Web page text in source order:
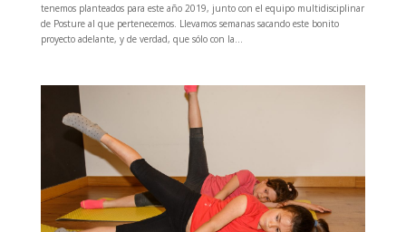
tenemos planteados para este año 2019, junto con el equipo multidisciplinar
de Posture al que pertenecemos. Llevamos semanas sacando este bonito
proyecto adelante, y de verdad, que sólo con la...